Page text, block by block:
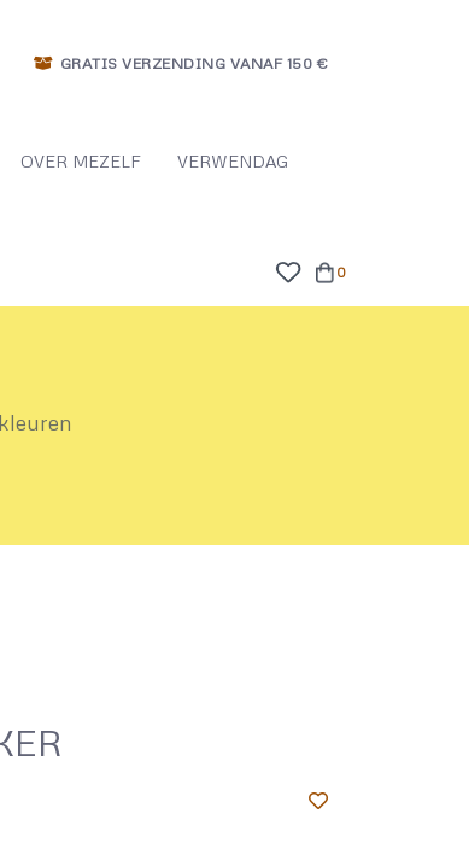
GRATIS VERZENDING VANAF 150 €
OVER MEZELF VERWENDAG
0